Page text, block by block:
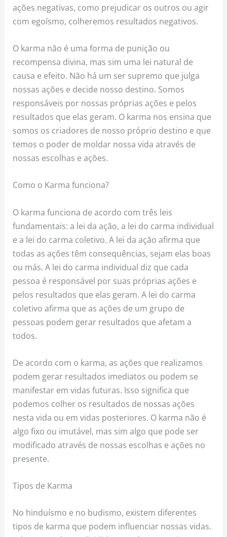
ações negativas, como prejudicar os outros ou agir
com egoísmo, colheremos resultados negativos.
O karma não é uma forma de punição ou
recompensa divina, mas sim uma lei natural de
causa e efeito. Não há um ser supremo que julga
nossas ações e decide nosso destino. Somos
responsáveis por nossas próprias ações e pelos
resultados que elas geram. O karma nos ensina que
somos os criadores de nosso próprio destino e que
temos o poder de moldar nossa vida através de
nossas escolhas e ações.
Como o Karma funciona?
O karma funciona de acordo com três leis
fundamentais: a lei da ação, a lei do carma individual
e a lei do carma coletivo. A lei da ação afirma que
todas as ações têm consequências, sejam elas boas
ou más. A lei do carma individual diz que cada
pessoa é responsável por suas próprias ações e
pelos resultados que elas geram. A lei do carma
coletivo afirma que as ações de um grupo de
pessoas podem gerar resultados que afetam a
todos.
De acordo com o karma, as ações que realizamos
podem gerar resultados imediatos ou podem se
manifestar em vidas futuras. Isso significa que
podemos colher os resultados de nossas ações
nesta vida ou em vidas posteriores. O karma não é
algo fixo ou imutável, mas sim algo que pode ser
modificado através de nossas escolhas e ações no
presente.
Tipos de Karma
No hinduísmo e no budismo, existem diferentes
tipos de karma que podem influenciar nossas vidas.